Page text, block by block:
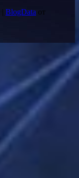
| BlogData от